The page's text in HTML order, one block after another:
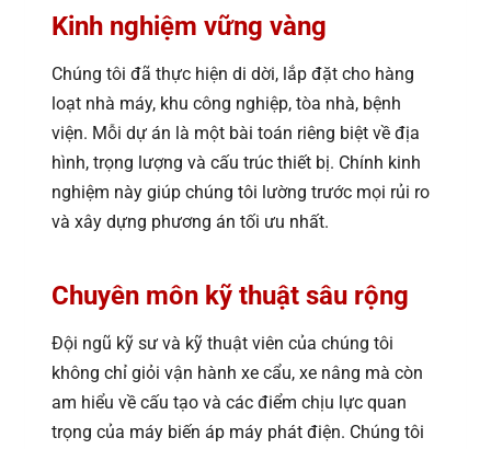
Kinh nghiệm vững vàng
Chúng tôi đã thực hiện di dời, lắp đặt cho hàng
loạt nhà máy, khu công nghiệp, tòa nhà, bệnh
viện. Mỗi dự án là một bài toán riêng biệt về địa
hình, trọng lượng và cấu trúc thiết bị. Chính kinh
nghiệm này giúp chúng tôi lường trước mọi rủi ro
và xây dựng phương án tối ưu nhất.
Chuyên môn kỹ thuật sâu rộng
Đội ngũ kỹ sư và kỹ thuật viên của chúng tôi
không chỉ giỏi vận hành xe cẩu, xe nâng mà còn
am hiểu về cấu tạo và các điểm chịu lực quan
trọng của máy biến áp máy phát điện. Chúng tôi